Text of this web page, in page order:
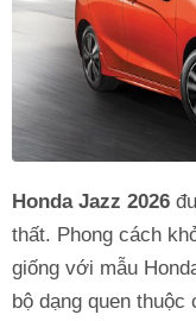
Honda Jazz 2026
thất. Phong cách
giống với mẫu
bộ dạng quen thuộc